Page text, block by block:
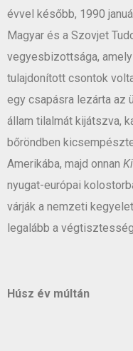
évvel később, 1990
Magyar és a Szovjet
vegyesbizottsága,
tulajdonított csontok
egy csapásra lezárta az
állam tilalmát kijátszva,
bőröndben
Amerikába, majd onnan
nyugat-európai
várják a nemzeti
legalább a
Húsz év múltán